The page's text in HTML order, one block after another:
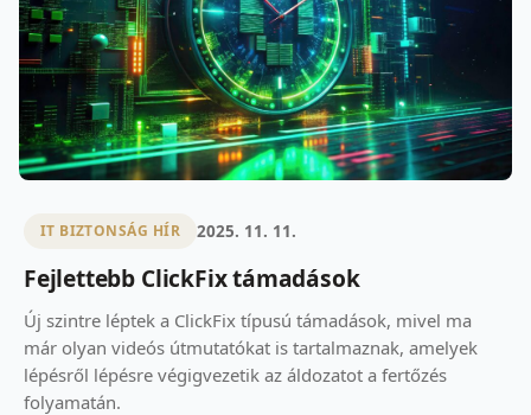
IT BIZTONSÁG HÍR 2025. 11. 11.
Fejlettebb ClickFix támadások
Új szintre léptek a ClickFix típusú támadások, mivel ma
már olyan videós útmutatókat is tartalmaznak, amelyek
lépésről lépésre végigvezetik az áldozatot a fertőzés
folyamatán.